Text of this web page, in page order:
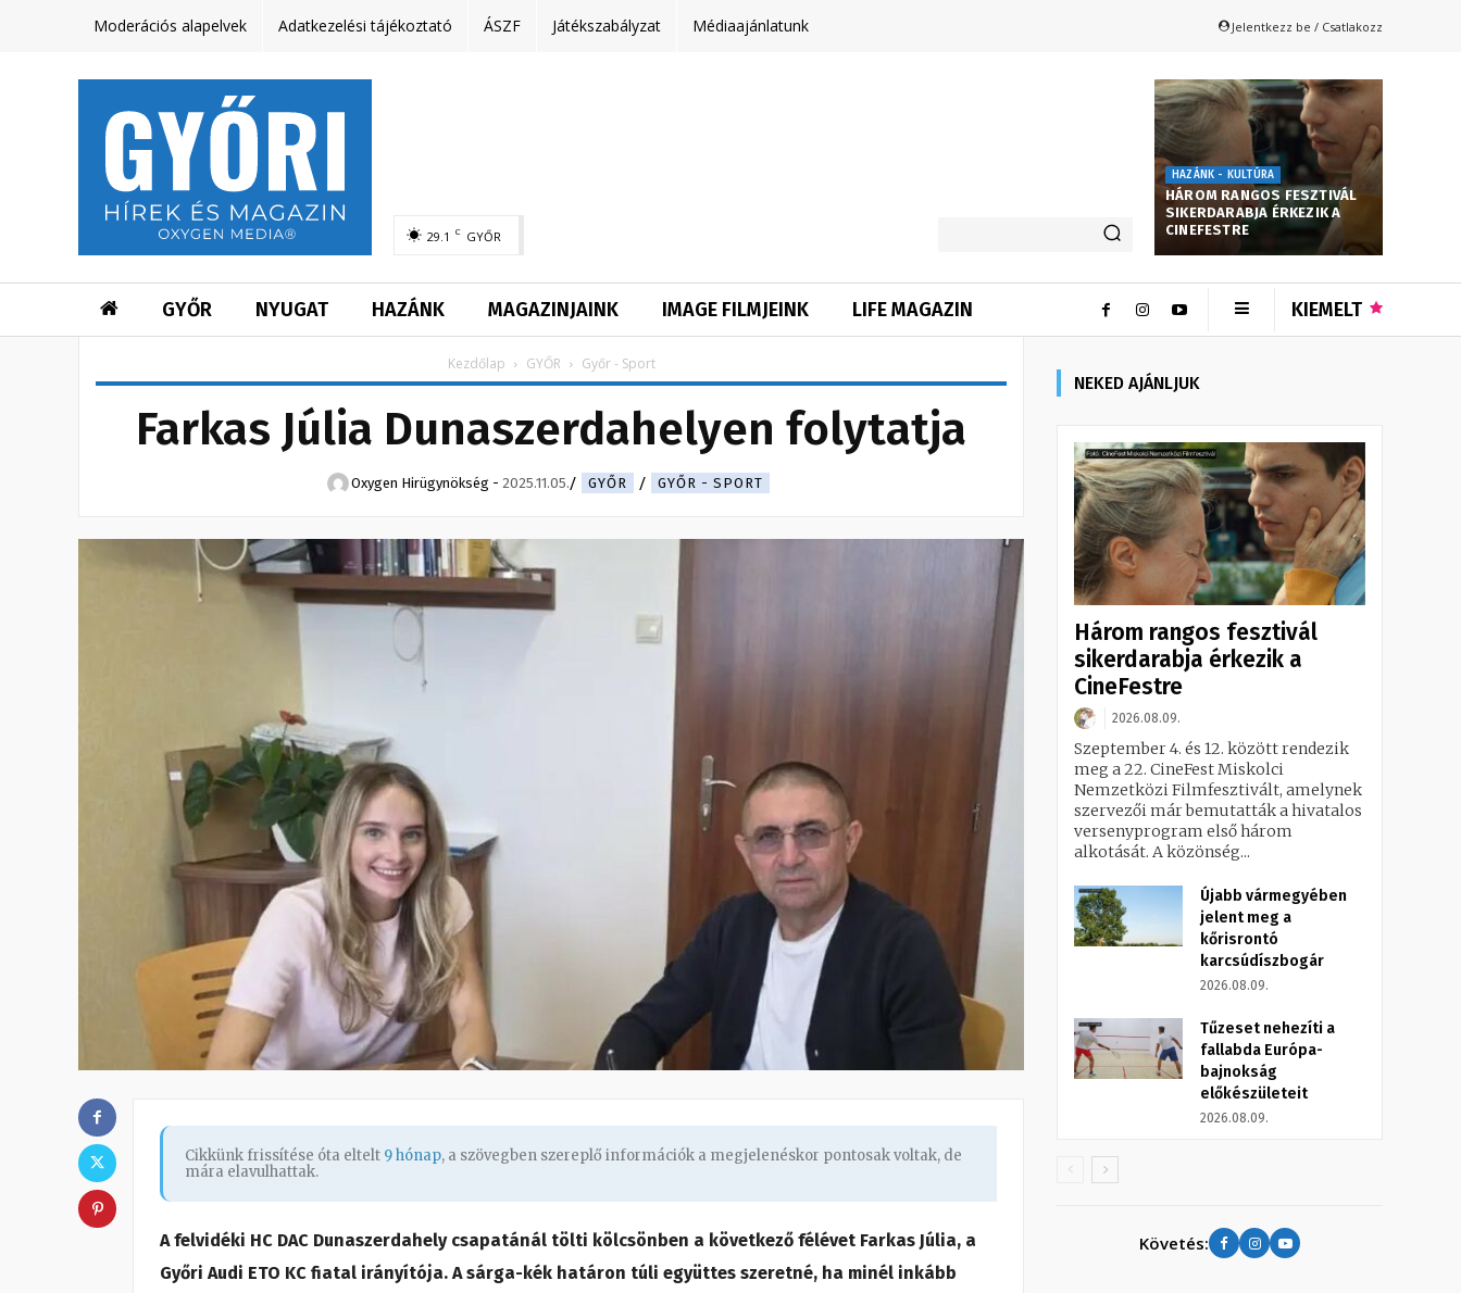
Moderációs alapelvek Adatkezelési tájékoztató ÁSZF Játékszabályzat Médiaajánlatunk Jelentkezz be / Csatlakozz
29.1 C GYŐR
HAZÁNK - KULTÚRA
HÁROM RANGOS FESZTIVÁL
SIKERDARABJA ÉRKEZIK A
CINEFESTRE
GYŐR NYUGAT HAZÁNK MAGAZINJAINK IMAGE FILMJEINK LIFE MAGAZIN KIEMELT
Kezdőlap GYŐR Győr - Sport
Farkas Júlia Dunaszerdahelyen folytatja
Oxygen Hirügynökség - 2025.11.05. GYŐR GYŐR - SPORT
Cikkünk frissítése óta eltelt 9 hónap, a szövegben szereplő információk a megjelenéskor pontosak voltak, de
mára elavulhattak.
A felvidéki HC DAC Dunaszerdahely csapatánál tölti kölcsönben a következő félévet Farkas Júlia, a
Győri Audi ETO KC fiatal irányítója. A sárga-kék határon túli együttes szeretné, ha minél inkább
NEKED AJÁNLJUK
Három rangos fesztivál
sikerdarabja érkezik a
CineFestre
2026.08.09.
Szeptember 4. és 12. között rendezik
meg a 22. CineFest Miskolci
Nemzetközi Filmfesztivált, amelynek
szervezői már bemutatták a hivatalos
versenyprogram első három
alkotását. A közönség...
Újabb vármegyében
jelent meg a
kőrisrontó
karcsúdíszbogár
2026.08.09.
Tűzeset nehezíti a
fallabda Európa-
bajnokság
előkészületeit
2026.08.09.
Követés: